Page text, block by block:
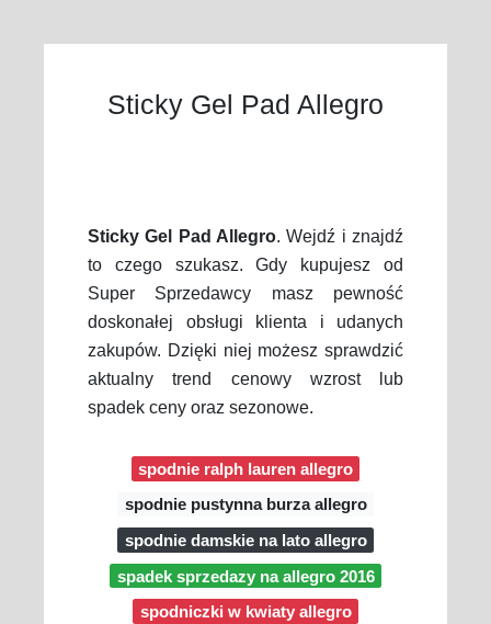
Sticky Gel Pad Allegro
Sticky Gel Pad Allegro. Wejdź i znajdź
to czego szukasz. Gdy kupujesz od
Super Sprzedawcy masz pewność
doskonałej obsługi klienta i udanych
zakupów. Dzięki niej możesz sprawdzić
aktualny trend cenowy wzrost lub
spadek ceny oraz sezonowe.
spodnie ralph lauren allegro
spodnie pustynna burza allegro
spodnie damskie na lato allegro
spadek sprzedazy na allegro 2016
spodniczki w kwiaty allegro